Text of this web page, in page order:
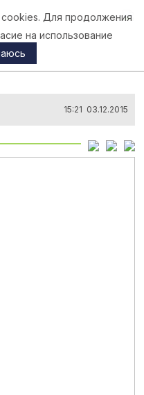
Афины
15:21 03.12.2015
Для продолжения
на использование